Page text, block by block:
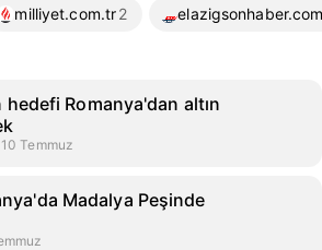
milliyet.com.tr2
Romanya'dan altın
10 Temmuz
Madalya Peşinde